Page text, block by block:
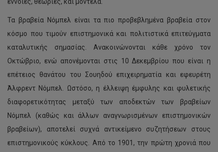
Τα βραβεία Νόμπελ είναι τα πιο προβεβλημένα βραβεία στον
κόσμο που τιμούν επιστημονικά και πολιτιστικά επιτεύγματα
καταλυτικής σημασίας. Ανακοινώνονται κάθε χρόνο τον
Οκτώβριο, ενώ απονέμονται στις 10 Δεκεμβρίου που είναι η
επέτειος θανάτου του Σουηδού επιχειρηματία και εφευρέτη
Άλφρεντ Νόμπελ. Ωστόσο, η έλλειψη έμφυλης και φυλετικής
διαφορετικότητας μεταξύ των αποδεκτών των βραβείων
Νόμπελ (καθώς και άλλων αναγνωρισμένων επιστημονικών
βραβείων), αποτελεί συχνά αντικείμενο συζητήσεων στους
επιστημονικούς κύκλους. Από το 1901, την πρώτη χρονιά που